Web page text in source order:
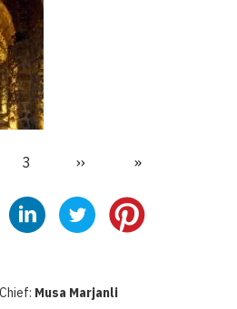
Stránka
3
Následující
››
Poslední
»
Musa Marjanli